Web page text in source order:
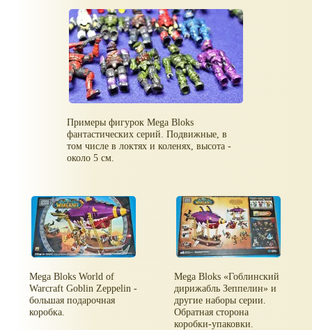
Примеры фигурок Mega Bloks
фантастических серий. Подвижные, в
том числе в локтях и коленях, высота -
около 5 см.
Mega Bloks World of
Warcraft Goblin Zeppelin -
большая подарочная
коробка.
Mega Bloks «Гоблинский
дирижабль Зеппелин» и
другие наборы серии.
Обратная сторона
коробки-упаковки.